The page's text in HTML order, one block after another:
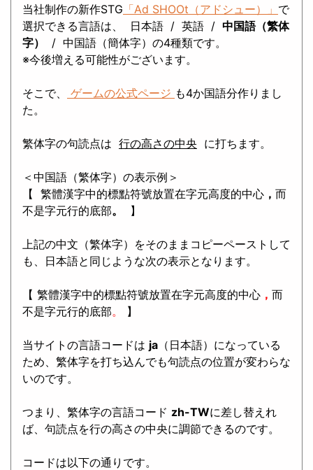
当社制作の新作STG 「Ad SHOOt（アドシュー）」 で
選択できる言語は、 日本語 / 英語 / 中国語（繁体
字）
/ 中国語（簡体字）の4種類です。
※今後増える可能性がございます。
そこで、 ゲームの公式ページ も4か国語分作りまし
た。
繁体字の句読点は 行の高さの中央 に打ちます。
＜中国語（繁体字）の表示例＞
【 繁體漢字中的標點符號放置在字元高度的中心 ， 而
不是字元行的底部。 】
上記の中文（繁体字）をそのままコピーペーストして
も、日本語と同じような次の表示となります。
【 繁體漢字中的標點符號放置在字元高度的中心 ， 而
不是字元行的底部。 】
当サイトの言語コードは ja （日本語）になっている
ため、繁体字を打ち込んでも句読点の位置が変わらな
いのです。
つまり、繁体字の言語コード zh-TWに差し替えれ
ば、句読点を行の高さの中央に調節できるのです。
コードは以下の通りです。